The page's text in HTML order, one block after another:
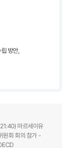
방안,
마르세이유
원회 회의 참가 -